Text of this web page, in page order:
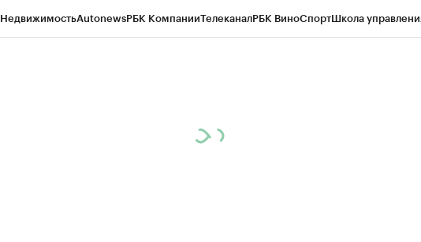
НедвижимостьAutonewsРБК КомпанииТелеканалРБК ВиноСпортШкола